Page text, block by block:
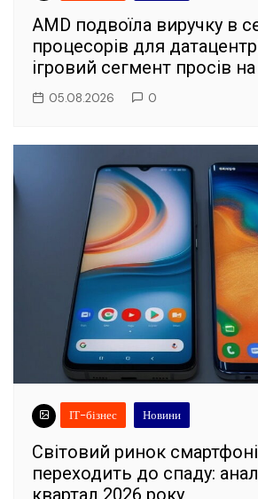
AMD подвоїла виручку в
процесорів для
ігровий сегмент просів на
05.08.2026 0
ІТ-бізнес Новини
Світовий ринок
переходить до спаду:
квартал 2026 року